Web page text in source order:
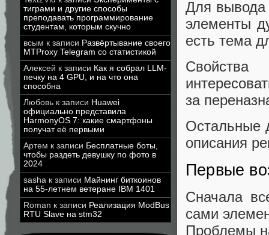
тиграми и другие способы
преподавать программирование
студентам, которым скучно
всым к записи Развёртывание своего
MTProxy Telegram со статистикой
Алексей к записи Как я собрал LLM-
печку на 4 GPU, и на что она
способна
Любовь к записи Huawei
официально представила
HarmonyOS 7: какие смартфоны
получат её первыми
Артем к записи Бесплатные боты,
чтобы раздеть девушку по фото в
2024
sasha к записи Майнинг биткоинов
на 55-летнем ветеране IBM 1401
Roman к записи Реализация ModBus
RTU Slave на stm32
Для вывода
элементы
есть тема
за
Остальные
описания
Первые
Сначала
сами
Проблемы